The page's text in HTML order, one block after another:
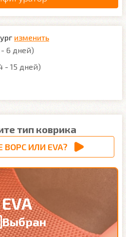
изменить
- 6 дней)
- 15 дней)
тип коврика
ИЛИ EVA?
EVA
Выбран